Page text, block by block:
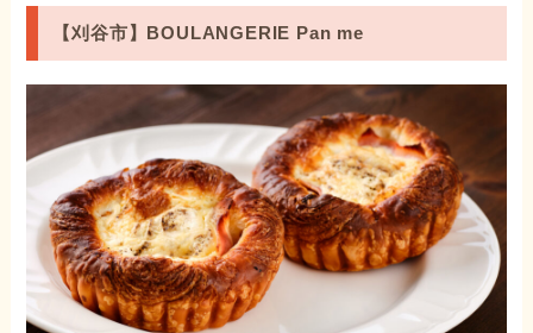
【刈谷市】BOULANGERIE Pan me